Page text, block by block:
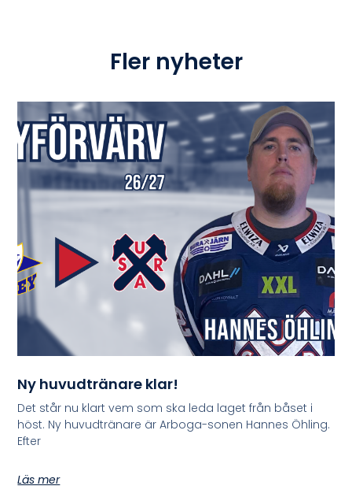
Fler nyheter
Ny huvudtränare klar!
Det står nu klart vem som ska leda laget från båset i
höst. Ny huvudtränare är Arboga-sonen Hannes Öhling.
Efter
Läs mer